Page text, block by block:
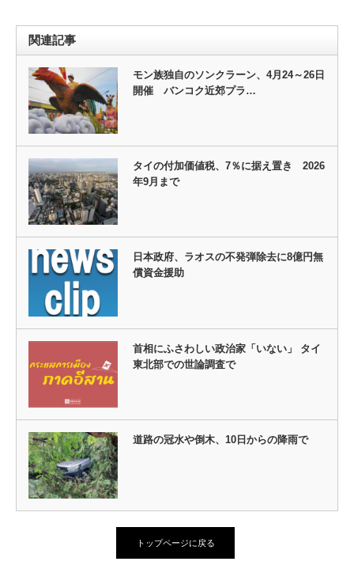
関連記事
モン族独自のソンクラーン、4月24～26日
開催 バンコク近郊プラ…
タイの付加価値税、7％に据え置き 2026
年9月まで
日本政府、ラオスの不発弾除去に8億円無
償資金援助
首相にふさわしい政治家「いない」 タイ
東北部での世論調査で
道路の冠水や倒木、10日からの降雨で
トップページに戻る